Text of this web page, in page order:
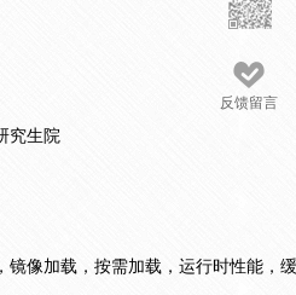
反馈留言
究生院
镜像加载，按需加载，运行时性能，